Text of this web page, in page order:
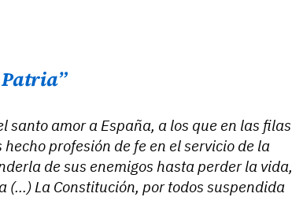
Patria”
santo amor a España, a los que en las filas
profesión de fe en el servicio de la
de sus enemigos hasta perder la vida,
(…) La Constitución, por todos suspendida